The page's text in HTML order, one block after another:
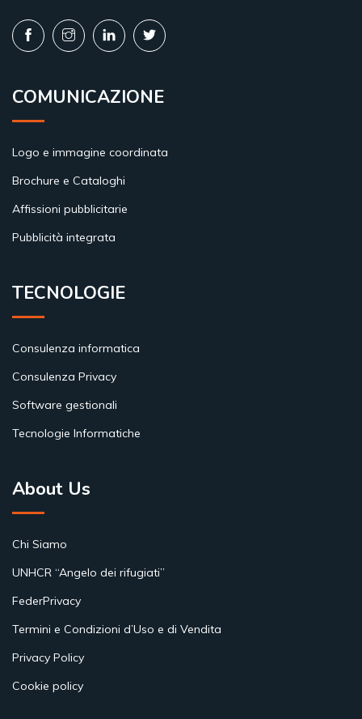
COMUNICAZIONE
Logo e immagine coordinata
Brochure e Cataloghi
Affissioni pubblicitarie
Pubblicità integrata
TECNOLOGIE
Consulenza informatica
Consulenza Privacy
Software gestionali
Tecnologie Informatiche
About Us
Chi Siamo
UNHCR “Angelo dei rifugiati”
FederPrivacy
Termini e Condizioni d’Uso e di Vendita
Privacy Policy
Cookie policy